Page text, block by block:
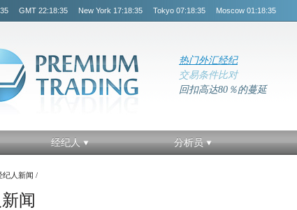
GMT 22:18:36 New York 17:18:36 Tokyo 07:18:36 Moscow 01:18:36
热门外汇经纪
交易条件比对
回扣高达80％的蔓延
经纪人 分析员
纪人新闻 /
闻